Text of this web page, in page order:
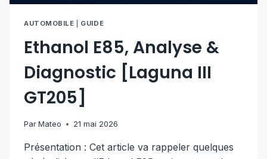
AUTOMOBILE GUIDE
Ethanol E85, Analyse &
Diagnostic [Laguna III
GT205]
Par Mateo 21 mai 2026
Présentation : Cet article va rappeler quelques